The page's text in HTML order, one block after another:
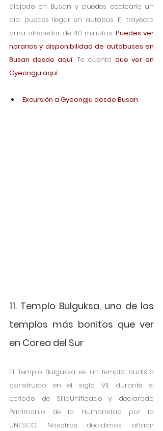
alojado en Busan y puedes dedicarle un
día, puedes llegar en autobús. El trayecto
dura alrededor de 40 minutos. Puedes ver
horarios y disponibilidad de autobuses en
Busan desde aquí. Te cuento que ver en
Gyeongju aquí.
Excursión a Gyeongju desde Busan
11. Templo Bulguksa, uno de los
templos más bonitos que ver
en Corea del Sur
El Templo Bulguksa es un templo budista
construido en el siglo VII, durante el
periodo de SillaUnificado y declarado
Patrimonio de la Humanidad por la
UNESCO. Nosotros decidimos añadir